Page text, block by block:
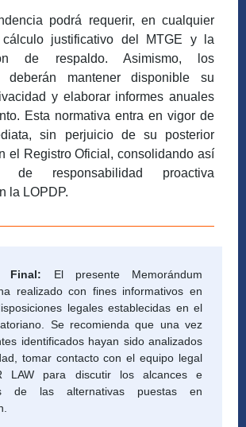
podrá requerir, en cualquier
cálculo justificativo del MTGE y la
de respaldo. Asimismo, los
deberán mantener disponible su
y elaborar informes anuales
Esta normativa entra en vigor de
sin perjuicio de su posterior
el Registro Oficial, consolidando así
responsabilidad proactiva
la LOPDP.
Final: El presente Memorándum
realizado con fines informativos en
legales establecidas en el
Se recomienda que una vez
identificados hayan sido analizados
tomar contacto con el equipo legal
LAW para discutir los alcances e
de las alternativas puestas en